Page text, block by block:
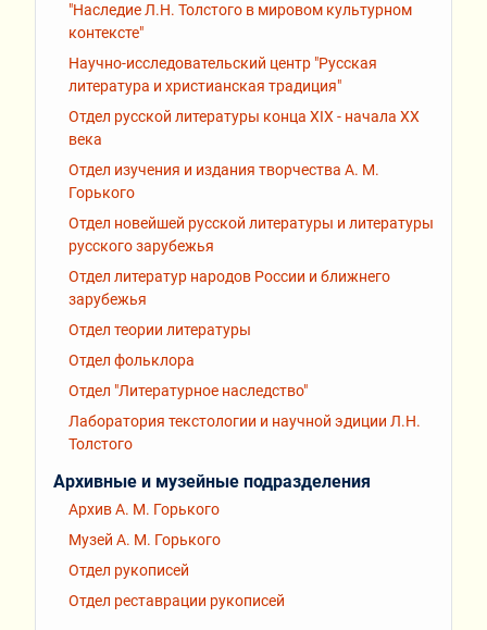
"Наследие Л.Н. Толстого в мировом культурном
контексте"
Научно-исследовательский центр "Русская
литература и христианская традиция"
Отдел русской литературы конца XIX - начала XX
века
Отдел изучения и издания творчества А. М.
Горького
Отдел новейшей русской литературы и литературы
русского зарубежья
Отдел литератур народов России и ближнего
зарубежья
Отдел теории литературы
Отдел фольклора
Отдел "Литературное наследство"
Лаборатория текстологии и научной эдиции Л.Н.
Толстого
Архивные и музейные подразделения
Архив А. М. Горького
Музей А. М. Горького
Отдел рукописей
Отдел реставрации рукописей